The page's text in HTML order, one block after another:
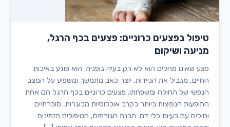
טיפול בפצעים כרוניים: פצעים בכף הרגל,
מניעה ושיקום
פצע שאינו מחלים הוא לא רק בעיה גופנית. הוא פוגע באיכות
החיים, מגביל את הניידות, יוצר כאב מתמשך ומשפיע על המצב
הנפשי של החולה ומשפחתו. פצעים כרוניים בכף הרגל הם אחת
התופעות הנפוצות ביותר בקרב אוכלוסיות מבוגרות, סוכרתיים
וחולים עם בעיות כלי דם. הבנת הגורמים, הטיפולים הזמינים